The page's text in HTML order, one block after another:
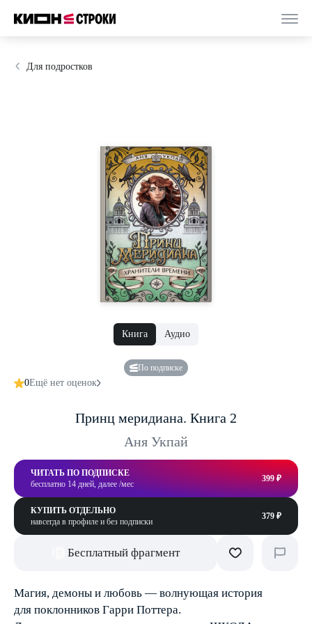
Для подростков
Книга Аудио
По подписке
0Ещё нет оценок
Принц меридиана. Книга 2
Аня Укпай
ЧИТАТЬ ПО ПОДПИСКЕ
бесплатно 14 дней, далее /мес
399 ₽
КУПИТЬ ОТДЕЛЬНО
навсегда в профиле и без подписки
379 ₽
Бесплатный фрагмент
Магия, демоны и любовь — волнующая история
для поклонников Гарри Поттера.